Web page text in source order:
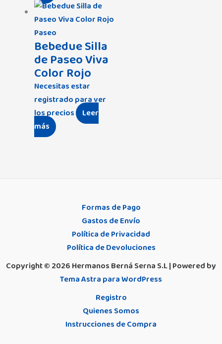
Paseo
Bebedue Silla
de Paseo Viva
Color Rojo
Necesitas estar
registrado para ver
los precios
Leer
más
Formas de Pago
Gastos de Envío
Política de Privacidad
Política de Devoluciones
Copyright © 2026 Hermanos Berná Serna S.L | Powered by
Tema Astra para WordPress
Registro
Quienes Somos
Instrucciones de Compra